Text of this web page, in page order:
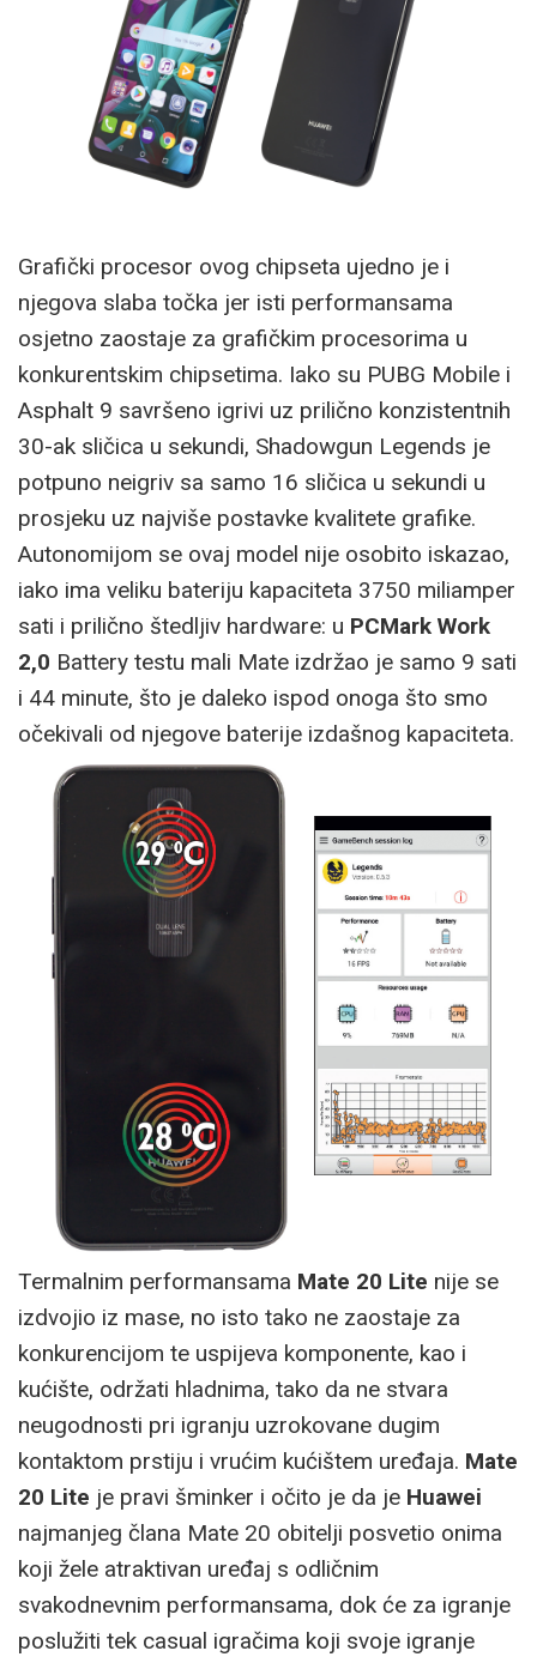
Grafički procesor ovog chipseta ujedno je i
njegova slaba točka jer isti performansama
osjetno zaostaje za grafičkim procesorima u
konkurentskim chipsetima. Iako su PUBG Mobile i
Asphalt 9 savršeno igrivi uz prilično konzistentnih
30-ak sličica u sekundi, Shadowgun Legends je
potpuno neigriv sa samo 16 sličica u sekundi u
prosjeku uz najviše postavke kvalitete grafike.
Autonomijom se ovaj model nije osobito iskazao,
iako ima veliku bateriju kapaciteta 3750 miliamper
sati i prilično štedljiv hardware: u PCMark Work
2,0 Battery testu mali Mate izdržao je samo 9 sati
i 44 minute, što je daleko ispod onoga što smo
očekivali od njegove baterije izdašnog kapaciteta.
Termalnim performansama Mate 20 Lite nije se
izdvojio iz mase, no isto tako ne zaostaje za
konkurencijom te uspijeva komponente, kao i
kućište, održati hladnima, tako da ne stvara
neugodnosti pri igranju uzrokovane dugim
kontaktom prstiju i vrućim kućištem uređaja. Mate
20 Lite je pravi šminker i očito je da je Huawei
najmanjeg člana Mate 20 obitelji posvetio onima
koji žele atraktivan uređaj s odličnim
svakodnevnim performansama, dok će za igranje
poslužiti tek casual igračima koji svoje igranje